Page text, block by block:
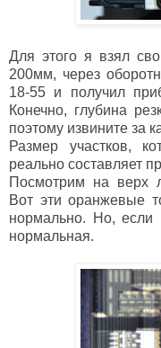
Для этого я взял
200мм, через
18-55 и получил
Конечно, глубина
поэтому извините за
Размер участков,
реально составляет
Посмотрим на верх
Вот эти оранжевые
нормально. Но, если
нормальная.